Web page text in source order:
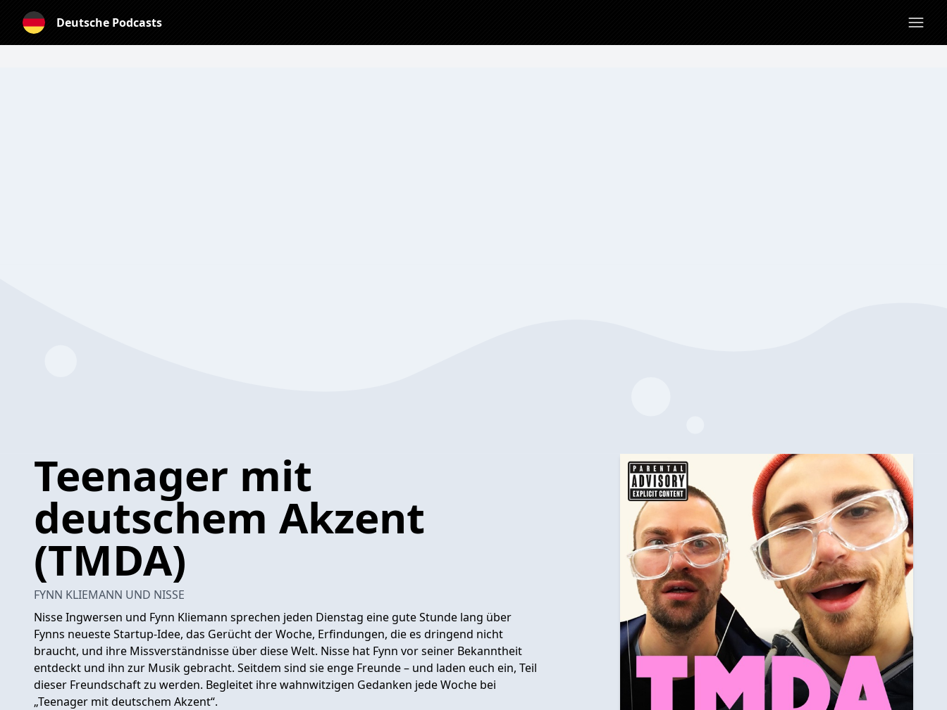
Deutsche Podcasts
Teenager mit
deutschem Akzent
(TMDA)
FYNN KLIEMANN UND NISSE
Nisse Ingwersen und Fynn Kliemann sprechen jeden Dienstag eine gute Stunde lang über
Fynns neueste Startup-Idee, das Gerücht der Woche, Erfindungen, die es dringend nicht
braucht, und ihre Missverständnisse über diese Welt. Nisse hat Fynn vor seiner Bekanntheit
entdeckt und ihn zur Musik gebracht. Seitdem sind sie enge Freunde – und laden euch ein, Teil
dieser Freundschaft zu werden. Begleitet ihre wahnwitzigen Gedanken jede Woche bei
„Teenager mit deutschem Akzent“.